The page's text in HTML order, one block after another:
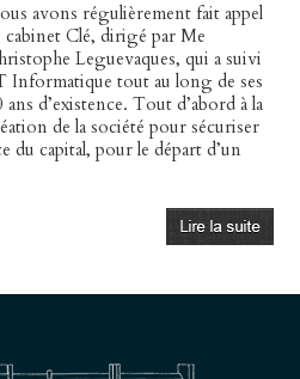
avons régulièrement fait appel
cabinet Clé, dirigé par Me
Leguevaques, qui a suivi
Informatique tout au long de ses
ans d’existence. Tout d’abord à la
de la société pour sécuriser
du capital, pour le départ d’un